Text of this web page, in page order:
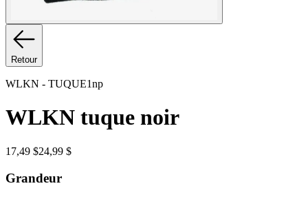
Retour
WLKN - TUQUE1np
WLKN tuque noir
17,49 $24,99 $
Grandeur